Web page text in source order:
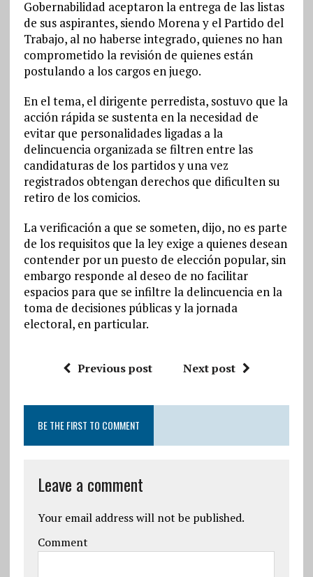
Gobernabilidad aceptaron la entrega de las listas
de sus aspirantes, siendo Morena y el Partido del
Trabajo, al no haberse integrado, quienes no han
comprometido la revisión de quienes están
postulando a los cargos en juego.
En el tema, el dirigente perredista, sostuvo que la
acción rápida se sustenta en la necesidad de
evitar que personalidades ligadas a la
delincuencia organizada se filtren entre las
candidaturas de los partidos y una vez
registrados obtengan derechos que dificulten su
retiro de los comicios.
La verificación a que se someten, dijo, no es parte
de los requisitos que la ley exige a quienes desean
contender por un puesto de elección popular, sin
embargo responde al deseo de no facilitar
espacios para que se infiltre la delincuencia en la
toma de decisiones públicas y la jornada
electoral, en particular.
Previous post Next post
BE THE FIRST TO COMMENT
Leave a comment
Your email address will not be published.
Comment